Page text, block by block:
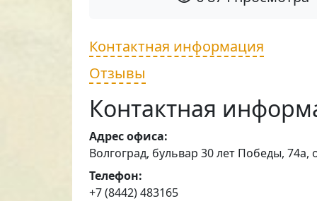
Контактная информация
Отзывы
Контактная
Адрес офиса:
Волгоград, бульвар 30 лет Победы, 74а,
Телефон:
+7 (8442) 483165